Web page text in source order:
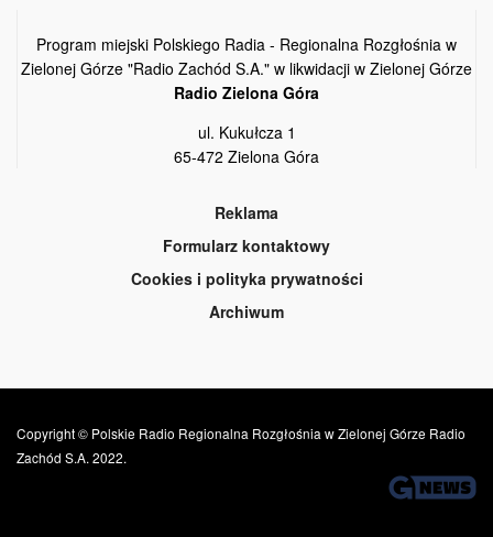
Program miejski Polskiego Radia - Regionalna Rozgłośnia w
Zielonej Górze "Radio Zachód S.A." w likwidacji w Zielonej Górze
Radio Zielona Góra
ul. Kukułcza 1
65-472 Zielona Góra
Reklama
Formularz kontaktowy
Cookies i polityka prywatności
Archiwum
Copyright © Polskie Radio Regionalna Rozgłośnia w Zielonej Górze Radio
Zachód S.A. 2022.